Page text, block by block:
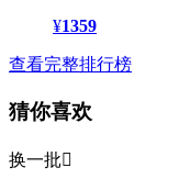
¥1359
查看完整排行榜
猜你喜欢
换一批